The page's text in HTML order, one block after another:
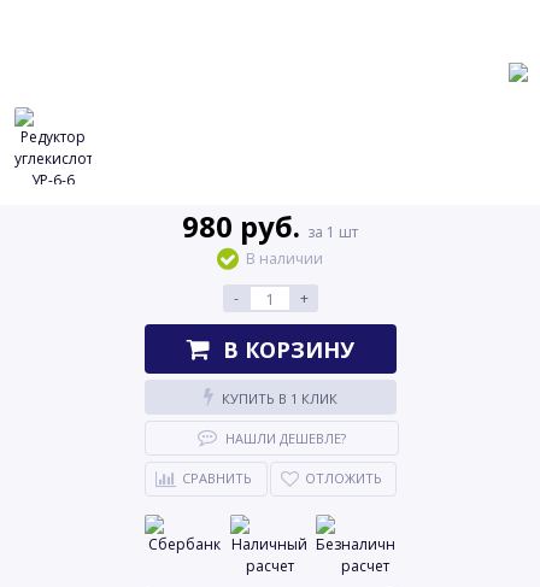
980 руб. за 1 шт
В наличии
-
+
В КОРЗИНУ
КУПИТЬ В 1 КЛИК
НАШЛИ ДЕШЕВЛЕ?
СРАВНИТЬ ОТЛОЖИТЬ